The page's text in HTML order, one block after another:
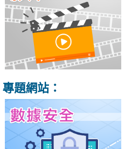
專題網站：